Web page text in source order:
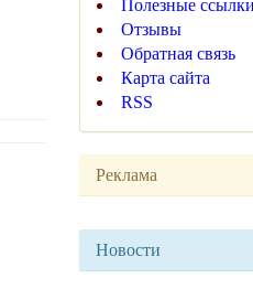
Полезные ссылки
Отзывы
Обратная связь
Карта сайта
RSS
Реклама
Новости